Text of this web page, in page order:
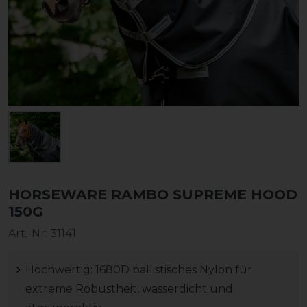
HORSEWARE RAMBO SUPREME HOOD
150G
Art.-Nr: 31141
Hochwertig: 1680D ballistisches Nylon für
extreme Robustheit, wasserdicht und